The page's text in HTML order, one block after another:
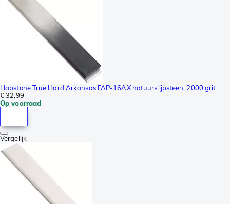
Hapstone True Hard Arkansas FAP-16AX natuurslijpsteen, 2000 grit
€ 32,99
Op voorraad
Vergelijk